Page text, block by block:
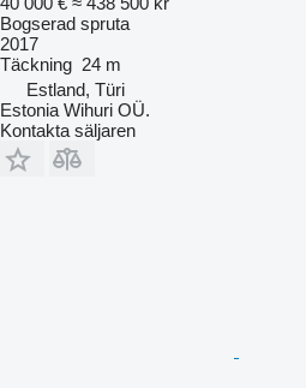
Bogserad spruta
2017
Täckning 24 m
Estland, Türi
Estonia Wihuri OÜ.
Kontakta säljaren